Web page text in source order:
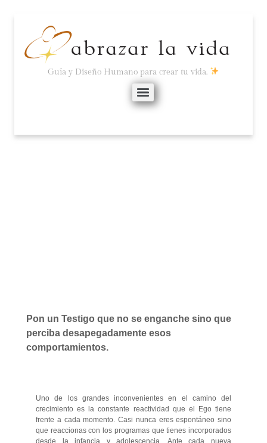
Guía y Diseño Humano para crear tu vida.
Pon un Testigo que no se enganche sino que
perciba desapegadamente esos
comportamientos.
Uno de los grandes inconvenientes en el camino del
crecimiento es la constante reactividad que el Ego tiene
frente a cada momento. Casi nunca eres espontáneo sino
que reaccionas con los programas que tienes incorporados